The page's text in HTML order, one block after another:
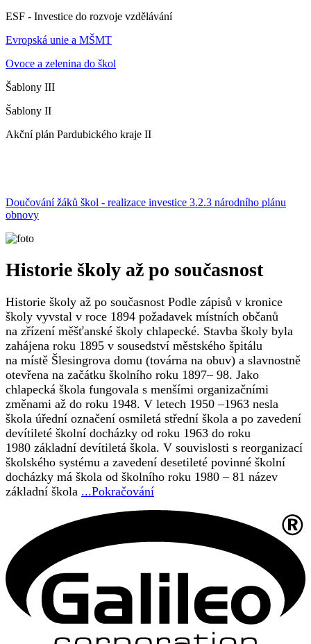
ESF - Investice do rozvoje vzdělávání
Evropská unie a MŠMT
Ovoce a zelenina do škol
Šablony III
Šablony II
Akční plán Pardubického kraje II
Doučování žáků škol - realizace investice 3.2.3 národního plánu
obnovy
Historie školy až po současnost
Historie školy až po současnost Podle zápisů v kronice
školy vyvstal v roce 1894 požadavek místních občanů
na zřízení měšťanské školy chlapecké. Stavba školy byla
zahájena roku 1895 v sousedství městského špitálu
na místě Šlesingrova domu (továrna na obuv) a slavnostně
otevřena na začátku školního roku 1897– 98. Jako
chlapecká škola fungovala s menšími organizačními
změnami až do roku 1948. V letech 1950 –1963 nesla
škola úřední označení osmiletá střední škola a po zavedení
devítileté školní docházky od roku 1963 do roku
1980 základní devítiletá škola. V souvislosti s reorganizací
školského systému a zavedení desetileté povinné školní
docházky má škola od školního roku 1980 – 81 název
základní škola ...Pokračování